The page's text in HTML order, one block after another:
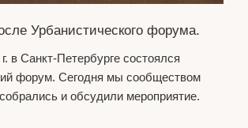
Урбанистического форума.
в Санкт-Петербурге состоялся
форум. Сегодня мы сообществом
и обсудили мероприятие.